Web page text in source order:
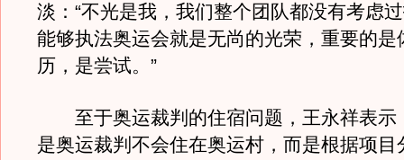
淡：“不光是我，我们整个团队都没有考虑
能够执法奥运会就是无尚的光荣，重要的是
历，是尝试。”
至于奥运裁判的住宿问题，王永祥表示
是奥运裁判不会住在奥运村，而是根据项目